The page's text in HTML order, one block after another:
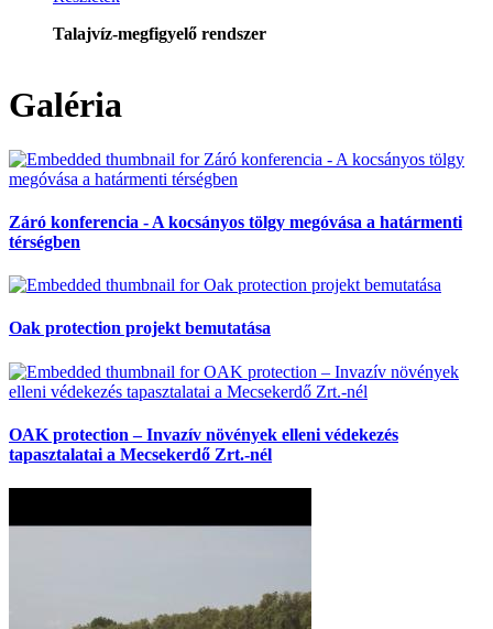
Talajvíz-megfigyelő rendszer
Galéria
Záró konferencia - A kocsányos tölgy megóvása a határmenti
térségben
Oak protection projekt bemutatása
OAK protection – Invazív növények elleni védekezés
tapasztalatai a Mecsekerdő Zrt.-nél